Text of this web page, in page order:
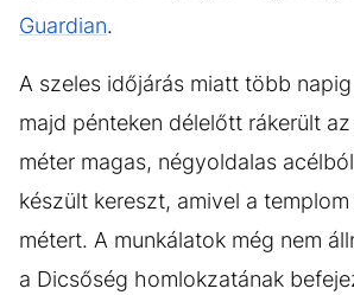
Guardian.
A szeles időjárás miatt több
majd pénteken délelőtt rákerült az
méter magas, négyoldalas
készült kereszt, amivel a
métert. A munkálatok még nem
a Dicsőség homlokzatának